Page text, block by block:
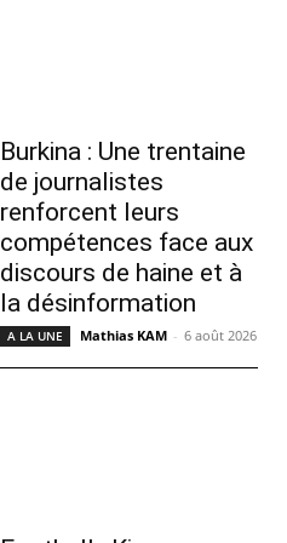
Burkina : Une trentaine
de journalistes
renforcent leurs
compétences face aux
discours de haine et à
la désinformation
A LA UNE Mathias KAM - 6 août 2026